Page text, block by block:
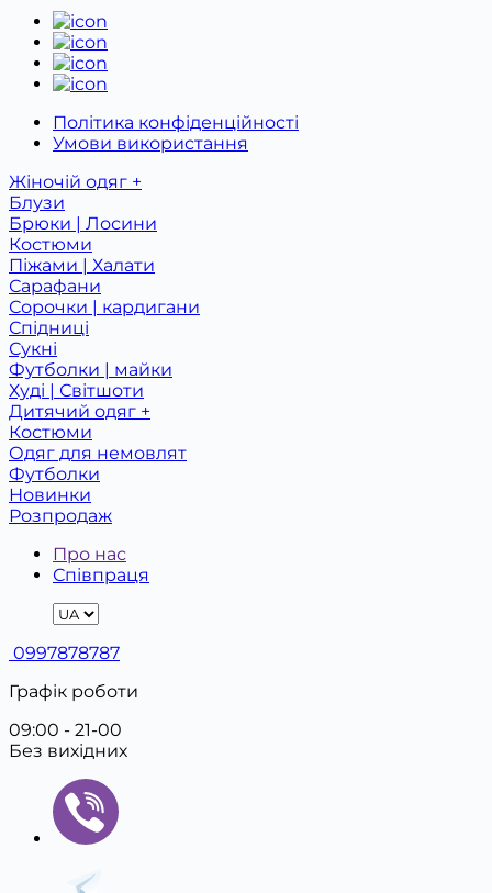
Політика конфіденційності
Умови використання
Жіночій одяг +
Блузи
Брюки | Лосини
Костюми
Піжами | Халати
Сарафани
Сорочки | кардигани
Спідниці
Сукні
Футболки | майки
Худі | Світшоти
Дитячий одяг +
Костюми
Одяг для немовлят
Футболки
Новинки
Розпродаж
Про нас
Співпраця
0997878787
Графік роботи
09:00 - 21-00
Без вихідних